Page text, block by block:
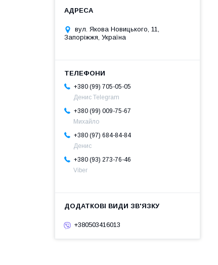
вул. Якова Новицького, 11,
Запоріжжя, Україна
+380 (99) 705-05-05
Денис Telegram
+380 (99) 009-75-67
Михайло
+380 (97) 684-84-84
Денис
+380 (93) 273-76-46
Viber
+380503416013